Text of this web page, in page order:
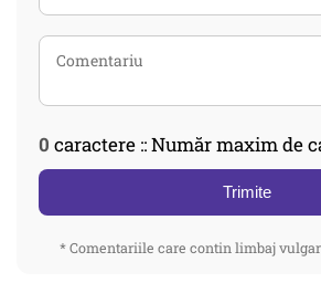
0 caractere :: Număr maxim de
Trimite
* Comentariile care contin limbaj